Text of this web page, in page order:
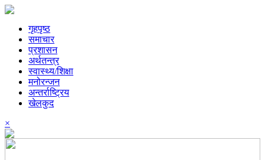
गृहपृष्ठ
समाचार
प्रशासन
अर्थतन्त्र
स्वास्थ्य/शिक्षा
मनोरन्जन
अन्तर्राष्ट्रिय
खेलकुद
×